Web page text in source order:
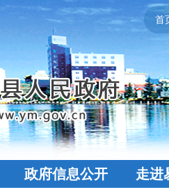
首
政府信息公开 走进